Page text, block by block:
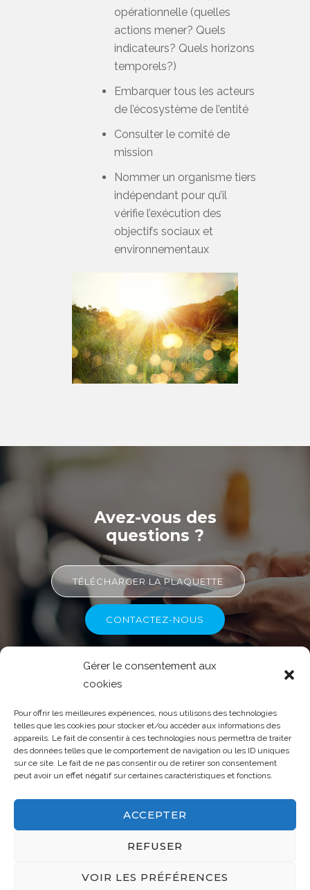
Gérer le consentement aux
cookies
Pour offrir les meilleures expériences, nous utilisons des technologies
telles que les cookies pour stocker et/ou accéder aux informations des
appareils. Le fait de consentir à ces technologies nous permettra de traiter
des données telles que le comportement de navigation ou les ID uniques
sur ce site. Le fait de ne pas consentir ou de retirer son consentement
peut avoir un effet négatif sur certaines caractéristiques et fonctions.
ACCEPTER
REFUSER
VOIR LES PRÉFÉRENCES
opérationnelle (quelles
actions mener? Quels
indicateurs? Quels horizons
temporels?)
Embarquer tous les acteurs
de l’écosystème de l’entité
Consulter le comité de
mission
Nommer un organisme tiers
indépendant pour qu’il
vérifie l’exécution des
objectifs sociaux et
environnementaux
Avez-vous des
questions ?
TÉLÉCHARGER LA PLAQUETTE
CONTACTEZ-NOUS
Mentions légales-Politique de
confidentialité - Politique de cookies
© 2026 Groupe Y - Tous droits réservés
- 53 rue des Marais 79024 NIORT - 05 49 32 49 01